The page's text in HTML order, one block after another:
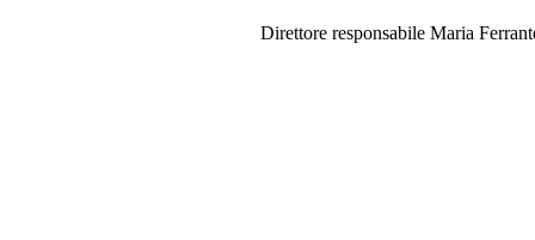
Direttore responsabile Maria